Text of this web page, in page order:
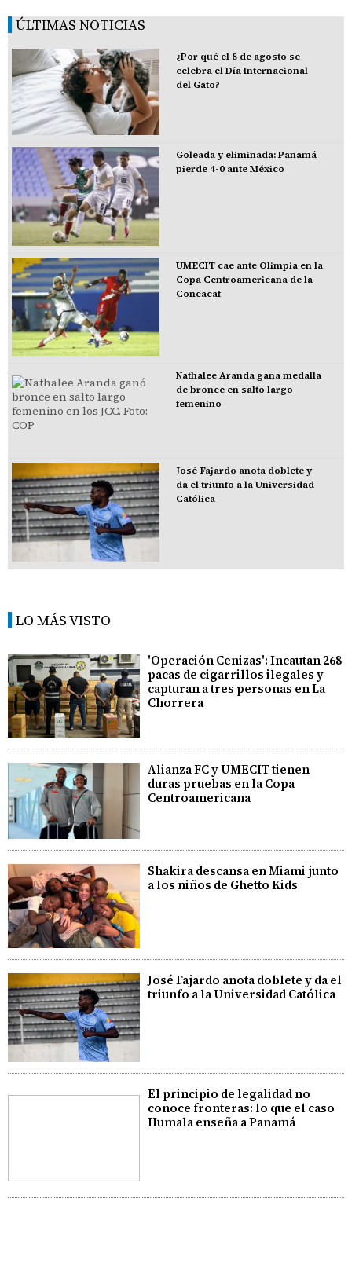
ÚLTIMAS NOTICIAS
¿Por qué el 8 de agosto se
celebra el Día Internacional
del Gato?
Goleada y eliminada: Panamá
pierde 4-0 ante México
UMECIT cae ante Olimpia en la
Copa Centroamericana de la
Concacaf
Nathalee Aranda gana medalla
de bronce en salto largo
femenino
José Fajardo anota doblete y
da el triunfo a la Universidad
Católica
LO MÁS VISTO
'Operación Cenizas': Incautan 268
pacas de cigarrillos ilegales y
capturan a tres personas en La
Chorrera
Alianza FC y UMECIT tienen
duras pruebas en la Copa
Centroamericana
Shakira descansa en Miami junto
a los niños de Ghetto Kids
José Fajardo anota doblete y da el
triunfo a la Universidad Católica
El principio de legalidad no
conoce fronteras: lo que el caso
Humala enseña a Panamá